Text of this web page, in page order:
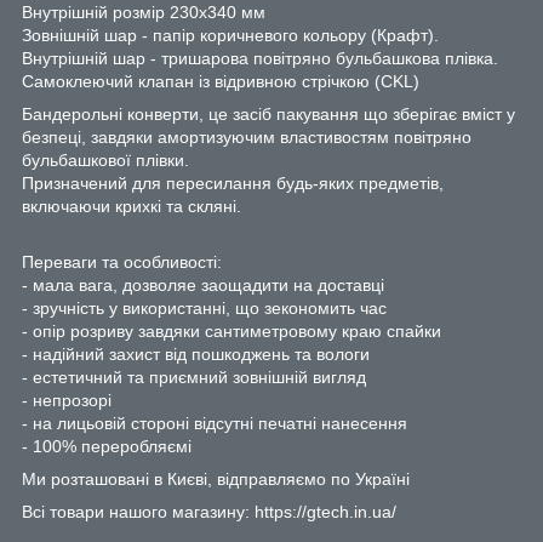
Внутрішній розмір 230х340 мм
Зовнішній шар - папір коричневого кольору (Крафт).
Внутрішній шар - тришарова повітряно бульбашкова плівка.
Самоклеючий клапан із відривною стрічкою (CKL)
Бандерольні конверти, це засіб пакування що зберігає вміст у
безпеці, завдяки амортизуючим властивостям повітряно
бульбашкової плівки.
Призначений для пересилання будь-яких предметів,
включаючи крихкі та скляні.
Переваги та особливості:
- мала вага, дозволяе заощадити на доставці
- зручність у використанні, що зекономить час
- опір розриву завдяки сантиметровому краю спайки
- надійний захист від пошкоджень та вологи
- естетичний та приємний зовнішній вигляд
- непрозорі
- на лицьовій стороні відсутні печатні нанесення
- 100% переробляємі
Ми розташовані в Києві, відправляємо по Україні
Всі товари нашого магазину: https://gtech.in.ua/